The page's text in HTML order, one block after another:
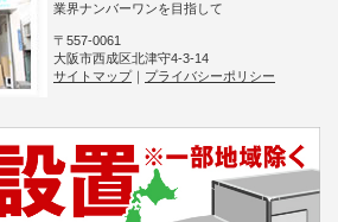
業界ナンバーワンを目指して
〒557-0061
大阪市西成区北津守4-3-14
サイトマップ
プライバシーポリシー